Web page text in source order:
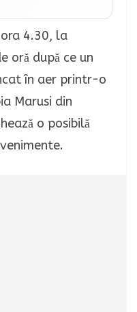
4.30, la
oră după ce un
în aer printr-o
Marusi din
o posibilă